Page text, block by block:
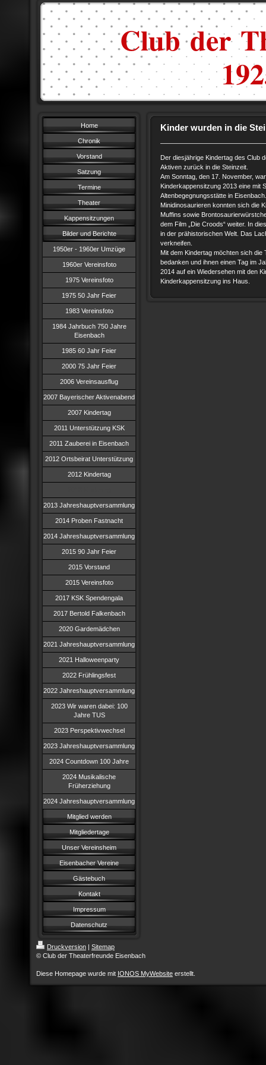
Club der
Home
Chronik
Vorstand
Satzung
Termine
Theater
Kappensitzungen
Bilder und Berichte
1950er - 1960er Umzüge
1960er Vereinsfoto
1975 Vereinsfoto
1975 50 Jahr Feier
1983 Vereinsfoto
1984 Jahrbuch 750 Jahre
Eisenbach
1985 60 Jahr Feier
2000 75 Jahr Feier
2006 Vereinsausflug
2007 Bayerischer Aktivenabend
2007 Kindertag
2011 Unterstützung KSK
2011 Zauberei in Eisenbach
2012 Ortsbeirat Unterstützung
2012 Kindertag
2013 Jahreshauptversammlung
2014 Proben Fastnacht
2014 Jahreshauptversammlung
2015 90 Jahr Feier
2015 Vorstand
2015 Vereinsfoto
2017 KSK Spendengala
2017 Bertold Falkenbach
2020 Gardemädchen
2021 Jahreshauptversammlung
2021 Halloweenparty
2022 Frühlingsfest
2022 Jahreshauptversammlung
2023 Wir waren dabei: 100
Jahre TUS
2023 Perspektivwechsel
2023 Jahreshauptversammlung
2024 Countdown 100 Jahre
2024 Musikalische
Früherziehung
2024 Jahreshauptversammlung
Mitglied werden
Mitgliedertage
Unser Vereinsheim
Eisenbacher Vereine
Gästebuch
Kontakt
Impressum
Datenschutz
Kinder wurden in die
Der diesjährige Kindertag des Club
Aktiven zurück in die Steinzeit.
Am Sonntag, den 17. November,
Kinderkappensitzung 2013 eine mit
Altenbegegnungsstätte in
Minidinosaurieren konnten sich die
Muffins sowie
dem Film „Die Croods“ weiter. In
in der prähistorischen Welt. Das
verkneifen.
Mit dem Kindertag möchten sich
bedanken und ihnen einen Tag im
2014 auf ein Wiedersehen mit den
Kinderkappensitzung ins Haus.
Druckversion | Sitemap
© Club der Theaterfreunde Eisenbach
Diese Homepage wurde mit IONOS MyWebsite erstellt.